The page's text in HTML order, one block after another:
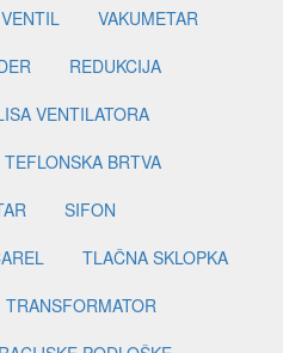
VENTIL
VAKUMETAR
REDUKCIJA
VENTILATORA
TEFLONSKA BRTVA
SIFON
TLAČNA SKLOPKA
TRANSFORMATOR